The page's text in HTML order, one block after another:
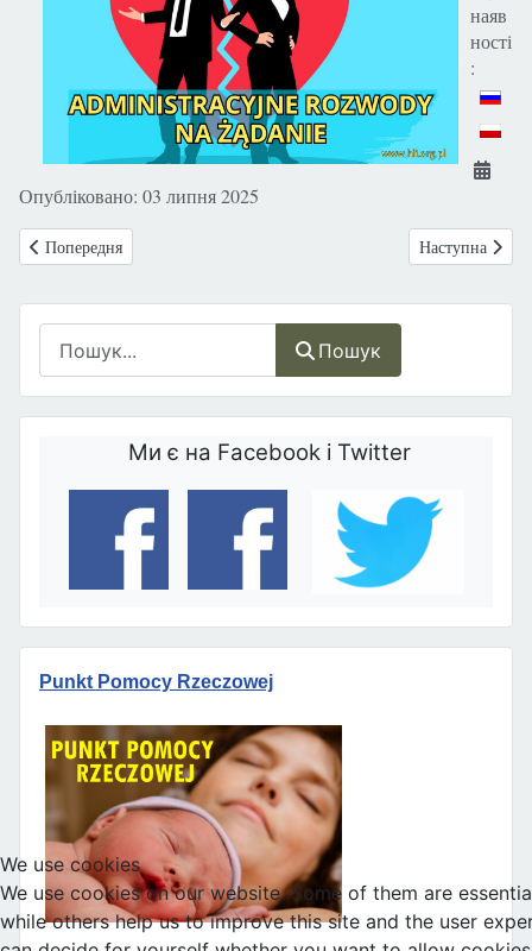
Пошук
Ми є на Facebook і Twitter
Punkt Pomocy Rzeczowej
наяв
ності
:
Опубліковано: 03 липня 2025
Попередня стаття: Запрошуємо вас до епізоду «Розмов про життя»
Попередня Наступна
Наступна
We use cookies
We use cookies on our website. Some of them are
while others help us to improve this site and the user